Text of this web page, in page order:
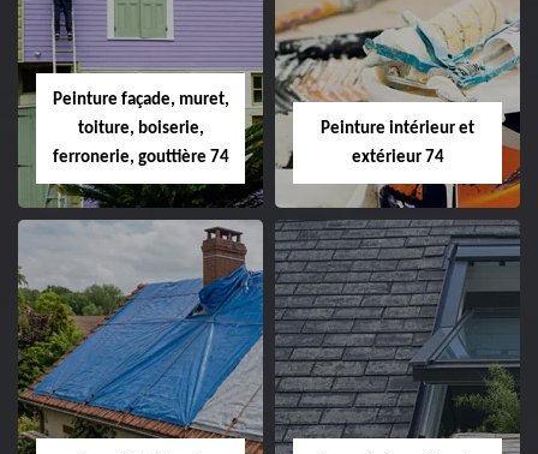
Peinture façade, muret,
toiture, boiserie,
ferronerie, gouttière 74
Peinture intérieur et
extérieur 74